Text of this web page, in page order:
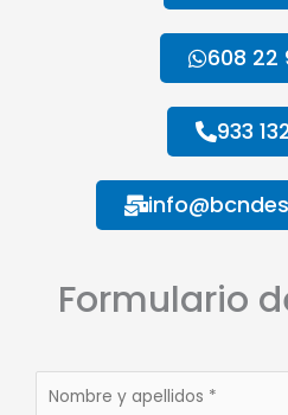
608 22
933
Formulario